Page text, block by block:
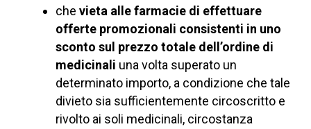
che vieta alle farmacie di effettuare
offerte promozionali consistenti in uno
sconto sul prezzo totale dell’ordine di
medicinali una volta superato un
determinato importo, a condizione che tale
divieto sia sufficientemente circoscritto e
rivolto ai soli medicinali, circostanza